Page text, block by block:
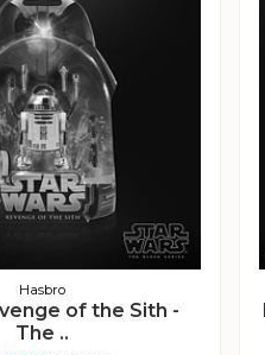
Hasbro
of the Sith -
The ..